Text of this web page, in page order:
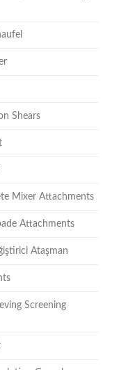
Shears
Mixer Attachments
Attachments
Ataşman
Screening